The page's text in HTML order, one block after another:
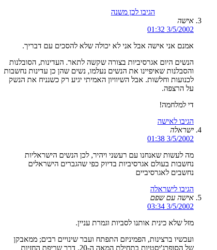
הגיבו לכן משנה
אישה
3/5/2002 01:32
אמנם אני אישה אבל אני לא יכולה שלא להסכים עם דבריך.
הנשים היום אגרסיביות בצורה שקשה לתאר. העדינות, הסובלנות
והסבלנות שאיפיינו את הנשים נעלמו, נשים שהן כן עדינות נחשבות
לכנועות וחלשות. אבל השיוויון האמיתי יגיע רק כשנניח את הנשק
על הרצפה.
די למלחמה!
הגיבו לאישה
ישראלה
3/5/2002 01:38
מה לעשות שאנחנו עם רעשני ויהיר, לכן הנשים הישראליות
נחשבות בעולם אגרסיביות בדיוק כפי שהגברים הישראלים
נחשבים לאגרסיביים
הגיבו לישראלה
אישה עם שפם
3/5/2002 03:34
מזל שלא כינית אותנו לסביות וגמרת עניין.
ועכשיו ברצינות, הפמיניזם התפתח ועבר שינויים רבים; ממאבקן
של הסופרג'יסטיות בתחילת המאה ה-20, דרך שריפת החזיות